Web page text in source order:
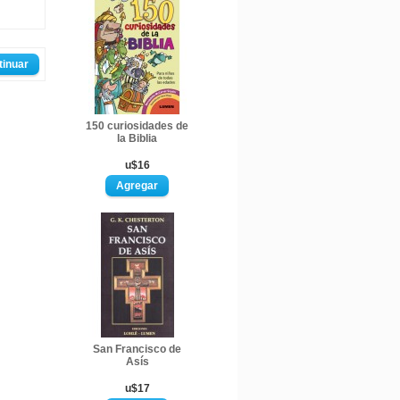
150 curiosidades de
la Biblia
u$16
San Francisco de
Asís
u$17